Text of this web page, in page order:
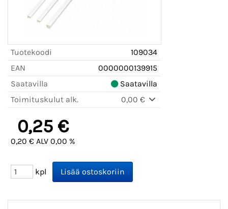
Tuotekoodi
109034
EAN
0000000139915
Saatavilla
Saatavilla
Toimituskulut alk.
0,00 €
0,25 €
0,20 € ALV 0,00 %
kpl